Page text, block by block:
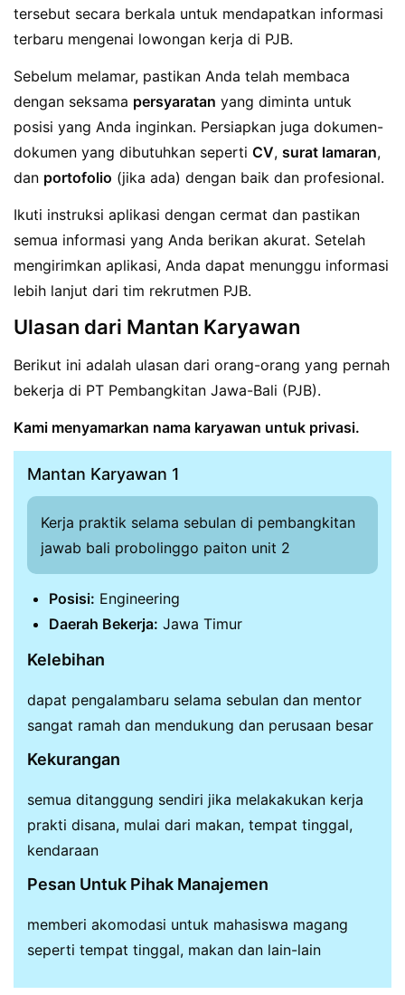
tersebut secara berkala untuk mendapatkan informasi
terbaru mengenai lowongan kerja di PJB.
Sebelum melamar, pastikan Anda telah membaca
dengan seksama persyaratan yang diminta untuk
posisi yang Anda inginkan. Persiapkan juga dokumen-
dokumen yang dibutuhkan seperti CV, surat lamaran,
dan portofolio (jika ada) dengan baik dan profesional.
Ikuti instruksi aplikasi dengan cermat dan pastikan
semua informasi yang Anda berikan akurat. Setelah
mengirimkan aplikasi, Anda dapat menunggu informasi
lebih lanjut dari tim rekrutmen PJB.
Ulasan dari Mantan Karyawan
Berikut ini adalah ulasan dari orang-orang yang pernah
bekerja di PT Pembangkitan Jawa-Bali (PJB).
Kami menyamarkan nama karyawan untuk privasi.
Mantan Karyawan 1
Kerja praktik selama sebulan di pembangkitan
jawab bali probolinggo paiton unit 2
Posisi: Engineering
Daerah Bekerja: Jawa Timur
Kelebihan
dapat pengalambaru selama sebulan dan mentor
sangat ramah dan mendukung dan perusaan besar
Kekurangan
semua ditanggung sendiri jika melakakukan kerja
prakti disana, mulai dari makan, tempat tinggal,
kendaraan
Pesan Untuk Pihak Manajemen
memberi akomodasi untuk mahasiswa magang
seperti tempat tinggal, makan dan lain-lain